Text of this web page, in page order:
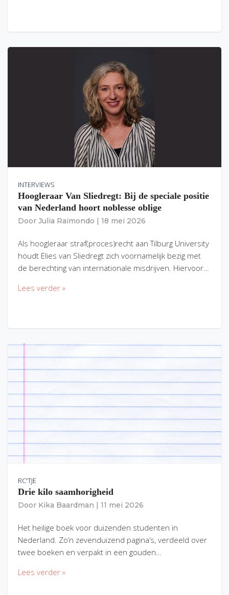
INTERVIEWS
Hoogleraar Van Sliedregt: Bij de speciale positie
van Nederland hoort noblesse oblige
Door Julia Raimondo 18 mei 2026
Als hoogleraar straf(proces)recht aan Tilburg University
houdt Elies van Sliedregt zich voornamelijk bezig met
de berechting van internationale misdrijven. Hiervoor…
Lees verder »
RC'TJE
Drie kilo saamhorigheid
Door Kika Baardman 11 mei 2026
Het heilige boek voor duizenden studenten in
Nederland. Zo’n zevenduizend pagina’s, verdeeld over
twee boeken en verpakt in een gouden…
Lees verder »